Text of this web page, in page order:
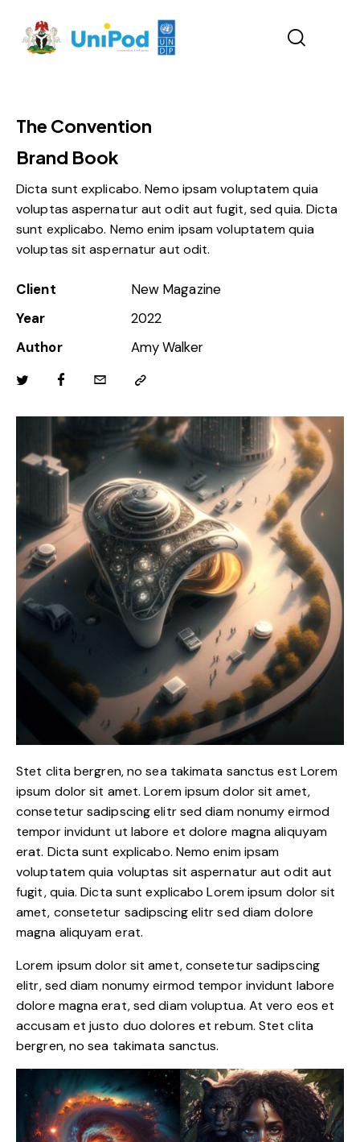
The Convention
Stet clita bergren, no sea takimata sanctus est Lorem
ipsum dolor sit amet. Lorem ipsum dolor sit amet,
consetetur sadipscing elitr sed diam nonumy eirmod
tempor invidunt ut labore et dolore magna aliquyam
erat. Dicta sunt explicabo. Nemo enim ipsam
voluptatem quia voluptas sit aspernatur aut odit aut
fugit, quia. Dicta sunt explicabo Lorem ipsum dolor sit
amet, consetetur sadipscing elitr sed diam dolore
magna aliquyam erat.
Lorem ipsum dolor sit amet, consetetur sadipscing
elitr, sed diam nonumy eirmod tempor invidunt labore
dolore magna erat, sed diam voluptua. At vero eos et
accusam et justo duo dolores et rebum. Stet clita
bergren, no sea takimata sanctus.
Brand Book
Dicta sunt explicabo. Nemo ipsam voluptatem quia
voluptas aspernatur aut odit aut fugit, sed quia. Dicta
sunt explicabo. Nemo enim ipsam voluptatem quia
voluptas sit aspernatur aut odit.
Client
New Magazine
Year
2022
Author
Amy Walker